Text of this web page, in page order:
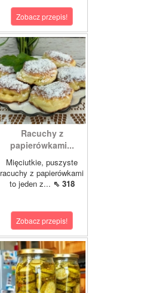
Zobacz przepis!
Racuchy z
papierówkami...
Mięciutkie, puszyste
racuchy z papierówkami
to jeden z... ⇖ 318
Zobacz przepis!